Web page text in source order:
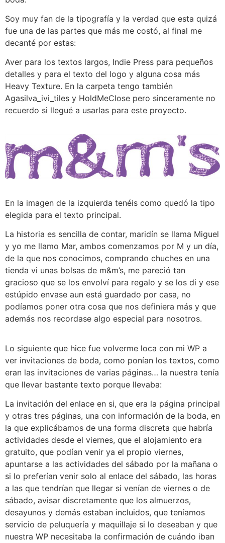
Soy muy fan de la tipografía y la verdad que esta quizá
fue una de las partes que más me costó, al final me
decanté por estas:
Aver para los textos largos, Indie Press para pequeños
detalles y para el texto del logo y alguna cosa más
Heavy Texture. En la carpeta tengo también
Agasilva_ivi_tiles y HoldMeClose pero sinceramente no
recuerdo si llegué a usarlas para este proyecto.
En la imagen de la izquierda tenéis como quedó la tipo
elegida para el texto principal.
La historia es sencilla de contar, maridín se llama Miguel
y yo me llamo Mar, ambos comenzamos por M y un día,
de la que nos conocimos, comprando chuches en una
tienda vi unas bolsas de m&m’s, me pareció tan
gracioso que se los envolví para regalo y se los di y ese
estúpido envase aun está guardado por casa, no
podíamos poner otra cosa que nos definiera más y que
además nos recordase algo especial para nosotros.
Lo siguiente que hice fue volverme loca con mi WP a
ver invitaciones de boda, como ponían los textos, como
eran las invitaciones de varias páginas… la nuestra tenía
que llevar bastante texto porque llevaba:
La invitación del enlace en si, que era la página principal
y otras tres páginas, una con información de la boda, en
la que explicábamos de una forma discreta que habría
actividades desde el viernes, que el alojamiento era
gratuito, que podían venir ya el propio viernes,
apuntarse a las actividades del sábado por la mañana o
si lo preferían venir solo al enlace del sábado, las horas
a las que tendrían que llegar si venían de viernes o de
sábado, avisar discretamente que los almuerzos,
desayunos y demás estaban incluidos, que teníamos
servicio de peluquería y maquillaje si lo deseaban y que
nuestra WP necesitaba la confirmación de cuándo iban